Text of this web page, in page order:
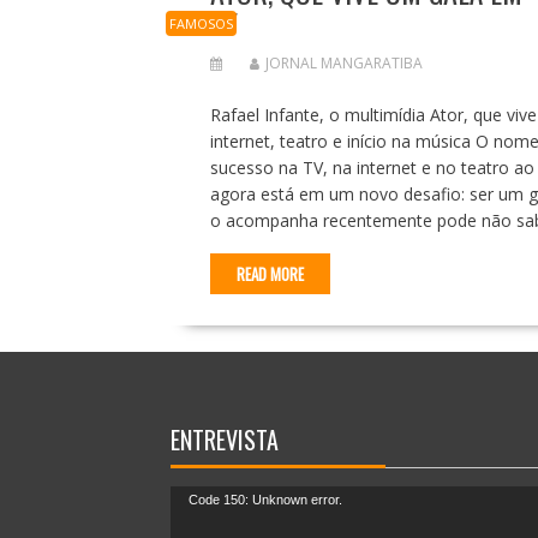
FAMOSOS
TV
JORNAL MANGARATIBA
Rafael Infante, o multimídia Ator, que
internet, teatro e início na música O
sucesso na TV, na internet e no teatro
agora está em um novo desafio: ser um
o acompanha recentemente pode não
READ MORE
ENTREVISTA
Tocador
Code 150: Unknown error.